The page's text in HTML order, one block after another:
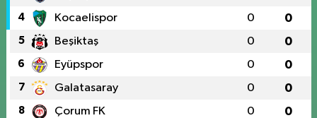
4 Kocaelispor 0 0
5 Beşiktaş 0 0
6 Eyüpspor 0 0
7 Galatasaray 0 0
8 Çorum FK 0 0